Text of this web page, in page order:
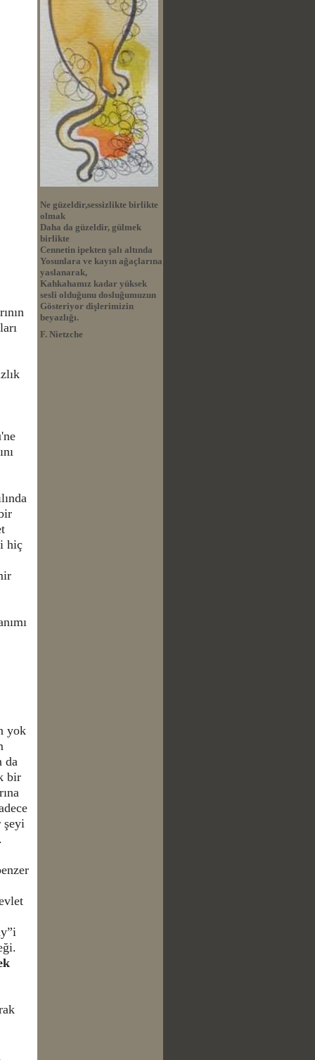
hiç
yok
da
bir
şeyi
Ne güzeldir,sessizlikte birlikte
olmak
Daha da güzeldir, gülmek
birlikte
Cennetin ipekten şalı altında
Yosunlara ve kayın ağaçlarına
yaslanarak,
Kahkahamız kadar yüksek
sesli olduğunu dosluğumuzun
Gösteriyor dişlerimizin
beyazlığı.
F. Nietzche